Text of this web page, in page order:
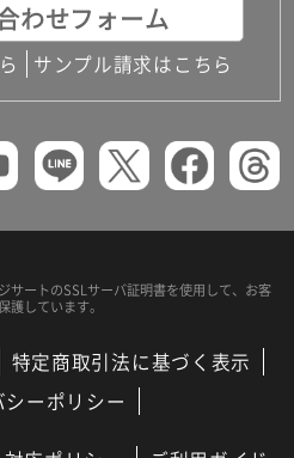
わせフォーム
サンプル請求はこちら
サートのSSLサーバ証明書を使用して、 お客
護しています。
特定商取引法に基づく表示
シーポリシー